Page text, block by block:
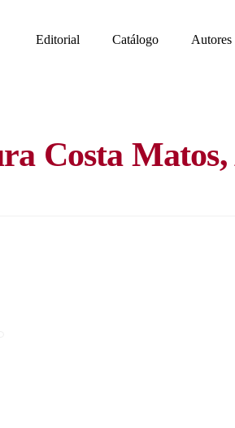
Editorial Catálogo Autores
Costa